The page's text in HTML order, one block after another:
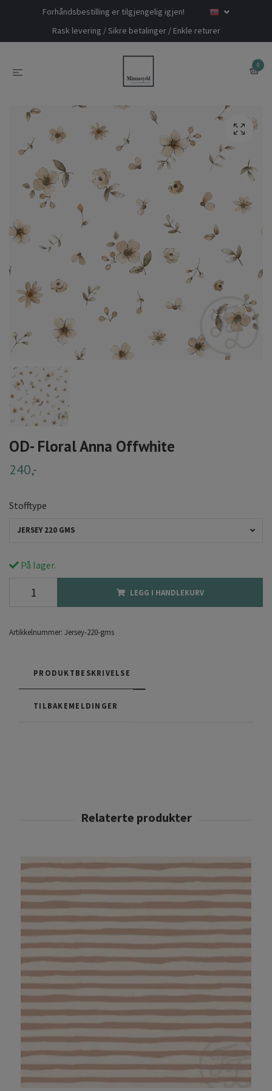
Forhåndsbestilling er tilgjengelig igjen!
Rask levering / Sikre betalinger / Enkle returer
0
OD- Floral Anna Offwhite
240,-
Stofftype
JERSEY 220 GMS
På lager.
LEGG I HANDLEKURV
Artikkelnummer: Jersey-220-gms
PRODUKTBESKRIVELSE
TILBAKEMELDINGER